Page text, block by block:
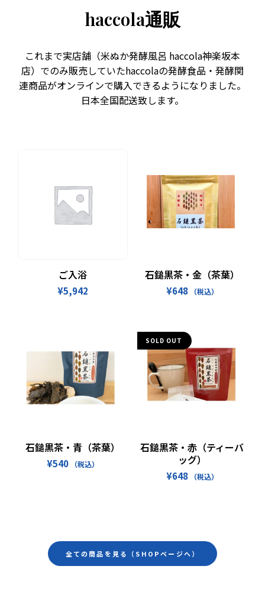
haccola通販
これまで実店舗（米ぬか発酵風呂 haccola神楽坂本
店）でのみ販売していたhaccolaの発酵食品・発酵関
連商品がオンラインで購入できるようになりました。
日本全国配送致します。
お買い物カゴに追加
ご入浴
¥5,942
続きを読む
石鎚黒茶・金（茶葉）
¥648 （税込）
お買い物カゴに追加
石鎚黒茶・青（茶葉）
¥540 （税込）
SOLD OUT
続きを読む
石鎚黒茶・赤（ティーバ
ッグ）
¥648 （税込）
全ての商品を見る（SHOPページへ）